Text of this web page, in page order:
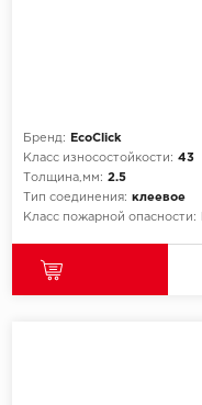
Бренд:
EcoClick
Класс износостойкости: 43
Толщина,мм: 2.5
Тип соединения: клеевое
Класс пожарной опасности: